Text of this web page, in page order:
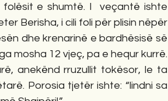
e shumtë. I  veçantë ishte
Berisha, i cili foli për plisin nëpër
dhe krenarinë e bardhësisë së
mosha 12 vjeç, pa e hequr kurrë.
anekënd rruzullit tokësor, le ta
Porosia tjetër ishte: “lindni sa